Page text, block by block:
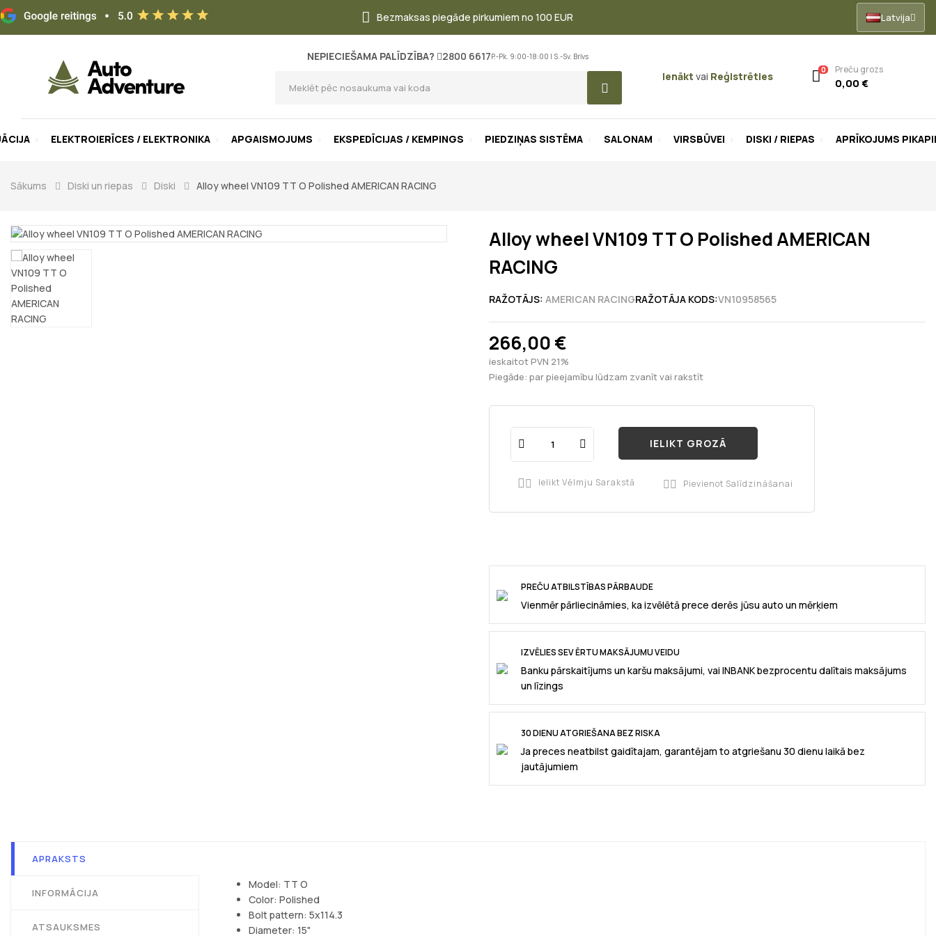
Bezmaksas piegāde pirkumiem no 100 EUR Latvija
NEPIECIEŠAMA PALĪDZĪBA? 2800 6617P.-Pk. 9:00-18:00 | S.-Sv. Brīvs
Ienākt vai Reģistrēties
0 Preču grozs
0,00 €
ELEKTROIERĪCES / ELEKTRONIKA APGAISMOJUMS EKSPEDĪCIJAS / KEMPINGS PIEDZIŅAS SISTĒMA SALONAM VIRSBŪVEI DISKI / RIEPAS APRĪKOJUMS
Sākums Diski un riepas Diski Alloy wheel VN109 TT O Polished AMERICAN RACING
Alloy wheel VN109 TT O Polished AMERICAN
RACING
RAŽOTĀJS: AMERICAN RACINGRAŽOTĀJA KODS:VN10958565
266,00 €
ieskaitot PVN 21%
Piegāde: par pieejamību lūdzam zvanīt vai rakstīt
IELIKT GROZĀ
 Ielikt Vēlmju Sarakstā  Pievienot Salīdzināšanai
PREČU ATBILSTĪBAS PĀRBAUDE
Vienmēr pārliecināmies, ka izvēlētā prece derēs jūsu auto un mērķiem
IZVĒLIES SEV ĒRTU MAKSĀJUMU VEIDU
Banku pārskaitījums un karšu maksājumi, vai INBANK bezprocentu dalītais maksājums
un līzings
30 DIENU ATGRIEŠANA BEZ RISKA
Ja preces neatbilst gaidītajam, garantējam to atgriešanu 30 dienu laikā bez
jautājumiem
APRAKSTS
INFORMĀCIJA
ATSAUKSMES
Model: TT O
Color: Polished
Bolt pattern: 5x114.3
Diameter: 15"